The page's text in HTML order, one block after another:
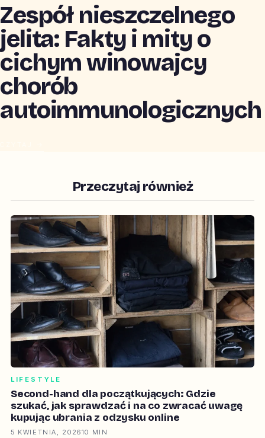
Zespół nieszczelnego
jelita: Fakty i mity o
cichym winowajcy
chorób
autoimmunologicznych
Przeczytaj również
LIFESTYLE
Second-hand dla początkujących: Gdzie
szukać, jak sprawdzać i na co zwracać uwagę
kupując ubrania z odzysku online
5 KWIETNIA, 202610 MIN